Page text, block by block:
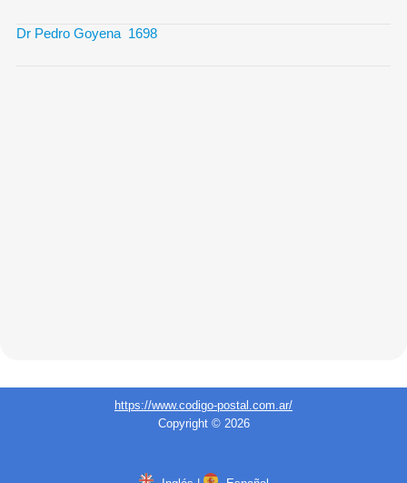
Dr Pedro Goyena 1698
https://www.codigo-postal.com.ar/
Copyright © 2026